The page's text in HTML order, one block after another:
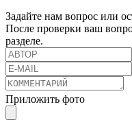
Задайте нам вопрос или
После проверки ваш
разделе.
Приложить фото